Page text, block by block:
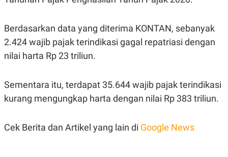
A
R
V
T
S
N
G
M
A
Berdasarkan data yang diterima KONTAN, sebanyak
2.424 wajib pajak terindikasi gagal repatriasi dengan
nilai harta Rp 23 triliun.
Sementara itu, terdapat 35.644 wajib pajak terindikasi
kurang mengungkap harta dengan nilai Rp 383 triliun.
Cek Berita dan Artikel yang lain di Google News